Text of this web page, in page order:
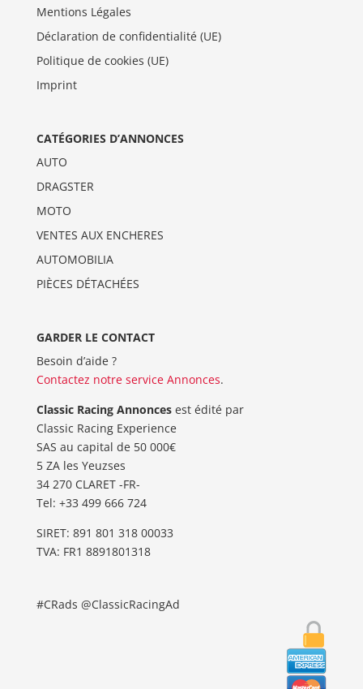
Mentions Légales
Déclaration de confidentialité (UE)
Politique de cookies (UE)
Imprint
CATÉGORIES D’ANNONCES
AUTO
DRAGSTER
MOTO
VENTES AUX ENCHERES
AUTOMOBILIA
PIÈCES DÉTACHÉES
GARDER LE CONTACT
Besoin d’aide ?
Contactez notre service Annonces.
Classic Racing Annoncesest édité par
Classic Racing Experience
SAS au capital de 50 000€
5 ZA les Yeuzses
34 270 CLARET -FR-
Tel: ‭+33 499 666 724‬
SIRET: 891 801 318 00033
TVA: FR1 8891801318
#CRads @ClassicRacingAd